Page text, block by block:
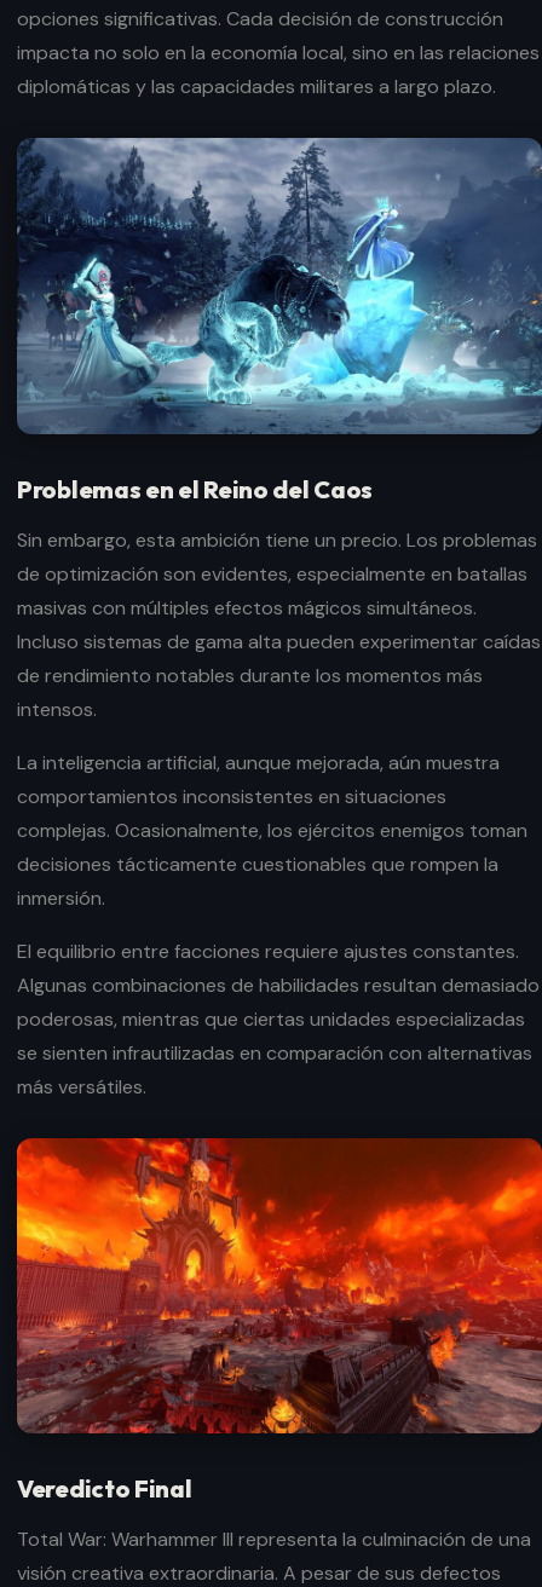
opciones significativas. Cada decisión de construcción
impacta no solo en la economía local, sino en las relaciones
diplomáticas y las capacidades militares a largo plazo.
Problemas en el Reino del Caos
Sin embargo, esta ambición tiene un precio. Los problemas
de optimización son evidentes, especialmente en batallas
masivas con múltiples efectos mágicos simultáneos.
Incluso sistemas de gama alta pueden experimentar caídas
de rendimiento notables durante los momentos más
intensos.
La inteligencia artificial, aunque mejorada, aún muestra
comportamientos inconsistentes en situaciones
complejas. Ocasionalmente, los ejércitos enemigos toman
decisiones tácticamente cuestionables que rompen la
inmersión.
El equilibrio entre facciones requiere ajustes constantes.
Algunas combinaciones de habilidades resultan demasiado
poderosas, mientras que ciertas unidades especializadas
se sienten infrautilizadas en comparación con alternativas
más versátiles.
Veredicto Final
Total War: Warhammer III representa la culminación de una
visión creativa extraordinaria. A pesar de sus defectos